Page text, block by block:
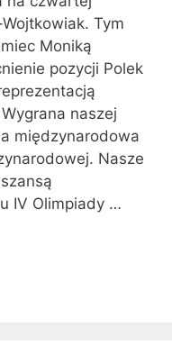
Tym
Moniką
pozycji Polek
naszej
międzynarodowa
Nasze
IV Olimpiady …